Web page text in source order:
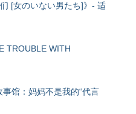
[女のいない男たち]》- 适
TROUBLE WITH
馆：妈妈不是我的“代言